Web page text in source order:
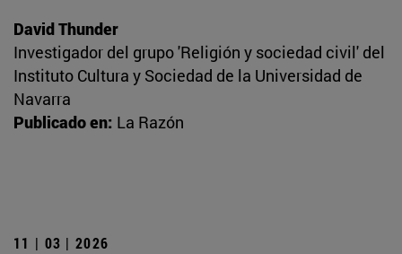
David Thunder
Investigador del grupo 'Religión y sociedad civil' del
Instituto Cultura y Sociedad de la Universidad de
Navarra
Publicado en: La Razón
11 | 03 | 2026